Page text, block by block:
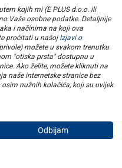
2026
kojih mi (E PLUS d.o.o. ili
Vaše osobne podatke. Detaljnije
i načinima na koji ova
pročitati u našoj Izjavi o
možete u svakom trenutku
"otiska prsta" dostupnu u
Ako želite, možete kliknuti na
naše internetske stranice bez
nužnih kolačića, koji su uvijek
Odbijam